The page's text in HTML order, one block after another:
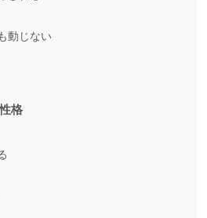
動じない
格